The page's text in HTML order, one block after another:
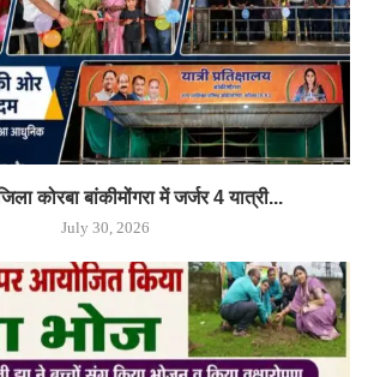
कोरबा बांकीमोंगरा में जर्जर 4 यात्री...
July 30, 2026